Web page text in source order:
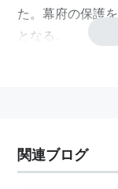
た。幕府の保護
となる。
関連ブログ